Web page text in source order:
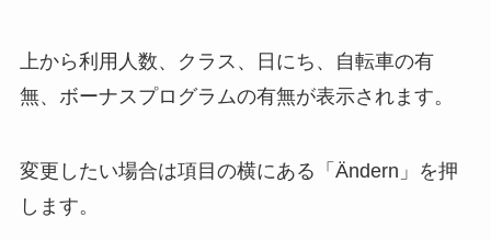
上から利用人数、クラス、日にち、自転車の有
無、ボーナスプログラムの有無が表示されます。
変更したい場合は項目の横にある「Ändern」を押
します。